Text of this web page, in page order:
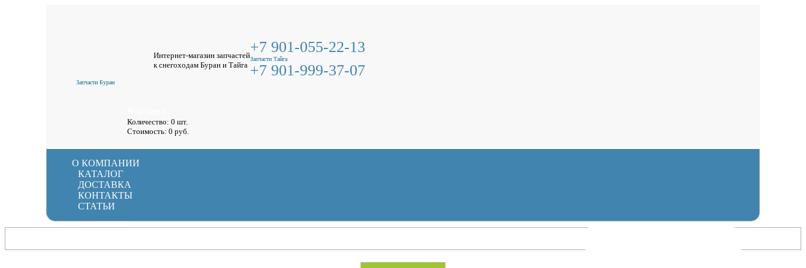
Интернет-магазин запчастей
к снегоходам Буран и Тайга
+7 901-055-22-13
Запчасти Тайга
+7 901-999-37-07
Запчасти Буран
Количество: 0 шт.
Стоимость: 0 руб.
О КОМПАНИИ
КАТАЛОГ
ДОСТАВКА
КОНТАКТЫ
СТАТЬИ